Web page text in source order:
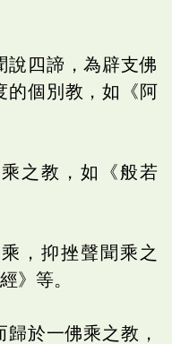
說四諦，為辟支佛
的個別教，如《阿
之教，如《般若
，抑挫聲聞乘之
》等。
歸於一佛乘之教，